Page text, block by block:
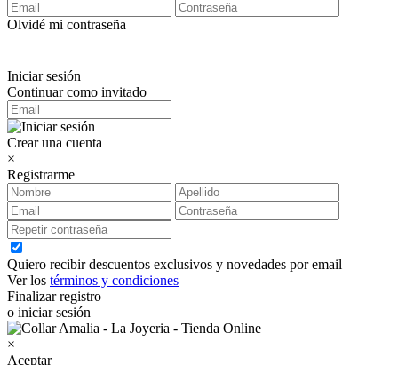
Olvidé mi contraseña
Iniciar sesión
Continuar como invitado
Crear una cuenta
×
Registrarme
Quiero recibir descuentos exclusivos y novedades por email
Ver los términos y condiciones
Finalizar registro
o iniciar sesión
×
Aceptar